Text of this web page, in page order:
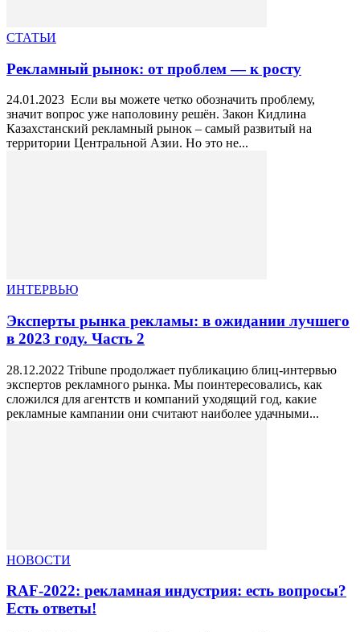
СТАТЬИ
Рекламный рынок: от проблем — к росту
24.01.2023 Если вы можете четко обозначить проблему,
значит вопрос уже наполовину решён. Закон Кидлина
Казахстанский рекламный рынок – самый развитый на
территории Центральной Азии. Но это не...
ИНТЕРВЬЮ
Эксперты рынка рекламы: в ожидании лучшего
в 2023 году. Часть 2
28.12.2022 Tribune продолжает публикацию блиц-интервью
экспертов рекламного рынка. Мы поинтересовались, как
сложился для агентств и компаний уходящий год, какие
рекламные кампании они считают наиболее удачными...
НОВОСТИ
RAF-2022: рекламная индустрия: есть вопросы?
Есть ответы!